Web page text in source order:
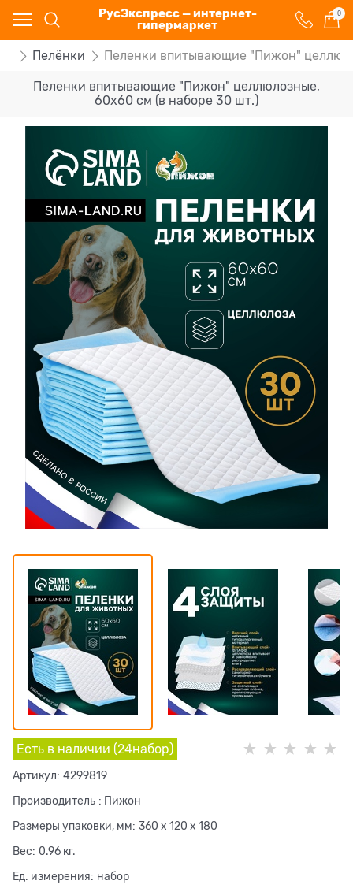
РусЭкспресс — интернет-
гипермаркет
0
Пелёнки Пеленки впитывающие "Пижон"
Пеленки впитывающие "Пижон" целлюлозные,
60х60 см (в наборе 30 шт.)
Есть в наличии (24набор)
Артикул: 4299819
Производитель : Пижон
Размеры упаковки, мм: 360 x 120 x 180
Вес: 0.96 кг.
Ед. измерения: набор